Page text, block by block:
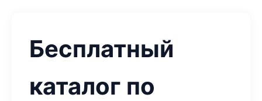
Бесплатный
каталог по